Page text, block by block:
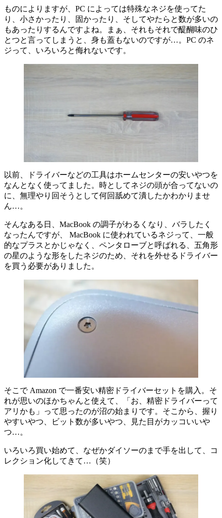
ものによりますが、PC によっては特殊なネジを使ってた
り、小さかったり、固かったり、そしてやたらと数が多いの
もあったりするんですよね。まぁ、それもそれで醍醐味のひ
とつと言ってしまうと、身も蓋もないのですが…。PC のネ
ジって、いろいろと侮れないです。
以前、ドライバーなどの工具はホームセンターの安いやつを
なんとなく使ってました。時としてネジの頭が合ってないの
に、無理やり回そうとして何回舐めて潰したかわかりませ
ん…。
そんなある日、MacBook の調子がわるくなり、バラしたく
なったんですが、 MacBook に使われているネジって、一般
的なプラスとかじゃなく、ペンタローブと呼ばれる、五角形
の星のような形をしたネジのため、それを外せるドライバー
を買う必要がありました。
そこで Amazon で一番安い精密ドライバーセットを購入。そ
れが思いのほかちゃんと使えて、「お、精密ドライバーって
アリかも」って思ったのが沼の始まりです。そこから、握り
やすいやつ、ビット数が多いやつ、見た目がカッコいいや
つ…。
いろいろ買い始めて、なぜかダイソーのまで手を出して、コ
レクション化してきて…（笑）